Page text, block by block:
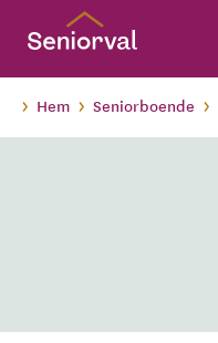
Hem Seniorboende